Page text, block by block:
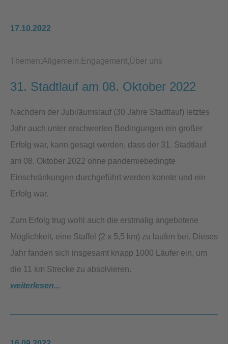
17.10.2022
Themen:Allgemein Engagement Über uns
31. Stadtlauf am 08. Oktober 2022
Nachdem der Jubiläumslauf (30 Jahre Stadtlauf) letztes
Jahr auch unter erschwerten Bedingungen ein großer
Erfolg war, kann gesagt werden, dass der 31. Stadtlauf
am 08. Oktober 2022 ohne pandemiebedingte
Einschränkungen durchgeführt werden konnte und ein
Erfolg war.
Zum Erfolg trug wohl auch die erstmalig angebotene
Möglichkeit, eine Staffel (2 x 5,5 km) zu laufen bei. Dieses
Jahr fanden sich insgesamt knapp 1000 Läufer ein, um
die 11 km Strecke zu absolvieren.
weiterlesen...